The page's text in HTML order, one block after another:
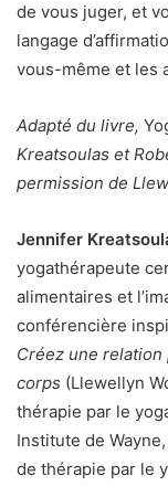
de vous juger, et
langage
vous-même et les
Adapté du livre,
Kreatsoulas et
permission de
Jennifer
yogathérapeute
alimentaires et
conférencière
Créez une
corps (Llewellyn
thérapie par le
Institute de
de thérapie par le